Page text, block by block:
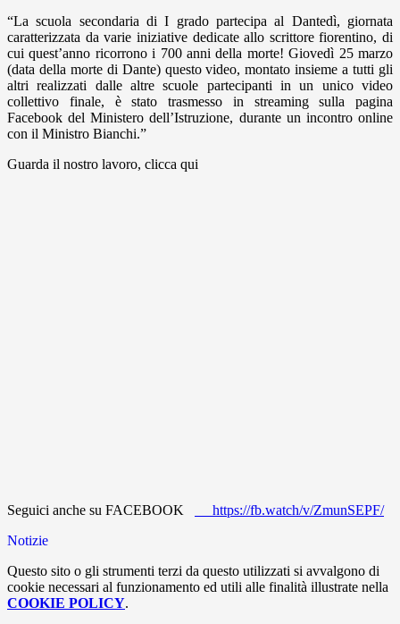
“La scuola secondaria di I grado partecipa al Dantedì, giornata
caratterizzata da varie iniziative dedicate allo scrittore fiorentino, di
cui quest’anno ricorrono i 700 anni della morte! Giovedì 25 marzo
(data della morte di Dante) questo video, montato insieme a tutti gli
altri realizzati dalle altre scuole partecipanti in un unico video
collettivo finale, è stato trasmesso in streaming sulla pagina
Facebook del Ministero dell’Istruzione, durante un incontro online
con il Ministro Bianchi.”
Guarda il nostro lavoro, clicca qui
Seguici anche su FACEBOOK
https://fb.watch/v/ZmunSEPF/
Notizie
Questo sito o gli strumenti terzi da questo utilizzati si avvalgono di
cookie necessari al funzionamento ed utili alle finalità illustrate nella
COOKIE POLICY.